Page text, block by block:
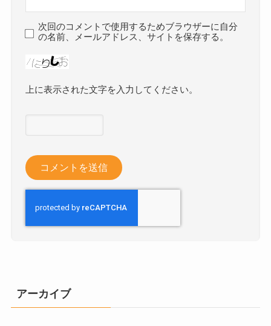
次回のコメントで使用するためブラウザーに自分
の名前、メールアドレス、サイトを保存する。
上に表示された文字を入力してください。
アーカイブ